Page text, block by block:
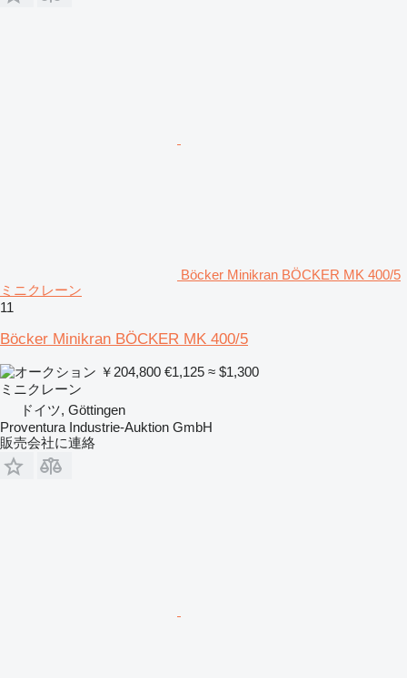
Böcker Minikran BÖCKER MK 400/5
ミニクレーン
11
Böcker Minikran BÖCKER MK 400/5
￥204,800 €1,125 ≈ $1,300
ミニクレーン
ドイツ, Göttingen
Proventura Industrie-Auktion GmbH
販売会社に連絡